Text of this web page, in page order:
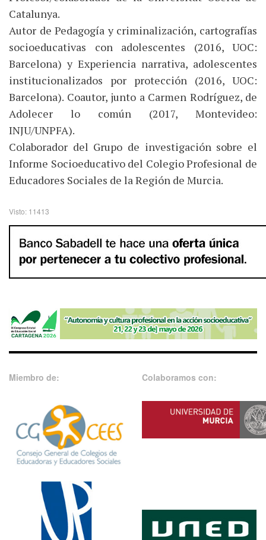
Catalunya.
Autor de Pedagogía y criminalización, cartografías
socioeducativas con adolescentes (2016, UOC:
Barcelona) y Experiencia narrativa, adolescentes
institucionalizados por protección (2016, UOC:
Barcelona). Coautor, junto a Carmen Rodríguez, de
Adolecer lo común (2017, Montevideo:
INJU/UNPFA).
Colaborador del Grupo de investigación sobre el
Informe Socioeducativo del Colegio Profesional de
Educadores Sociales de la Región de Murcia.
Visto: 11413
Miembro de: Colaboramos con: